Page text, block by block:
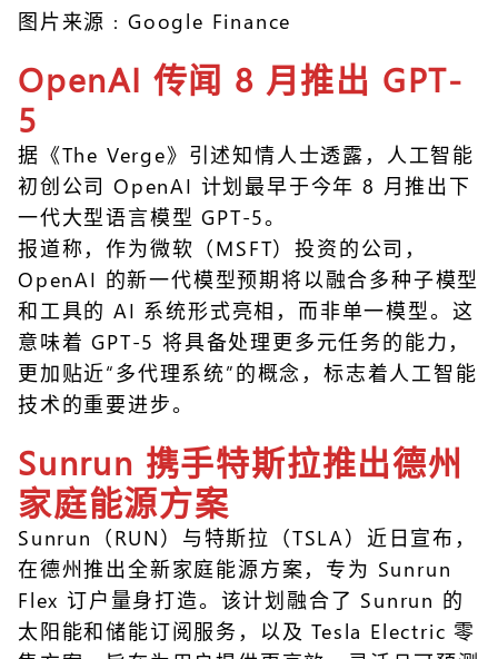
图片来源﹕Google Finance
OpenAI 传闻 8 月推出 GPT-
5
据《The Verge》引述知情人士透露，人工智能
初创公司 OpenAI 计划最早于今年 8 月推出下
一代大型语言模型 GPT-5。
报道称，作为微软（MSFT）投资的公司，
OpenAI 的新一代模型预期将以融合多种子模型
和工具的 AI 系统形式亮相，而非单一模型。这
意味着 GPT-5 将具备处理更多元任务的能力，
更加贴近“多代理系统”的概念，标志着人工智能
技术的重要进步。
Sunrun 携手特斯拉推出德州
家庭能源方案
Sunrun（RUN）与特斯拉（TSLA）近日宣布，
在德州推出全新家庭能源方案，专为 Sunrun
Flex 订户量身打造。该计划融合了 Sunrun 的
太阳能和储能订阅服务，以及 Tesla Electric 零